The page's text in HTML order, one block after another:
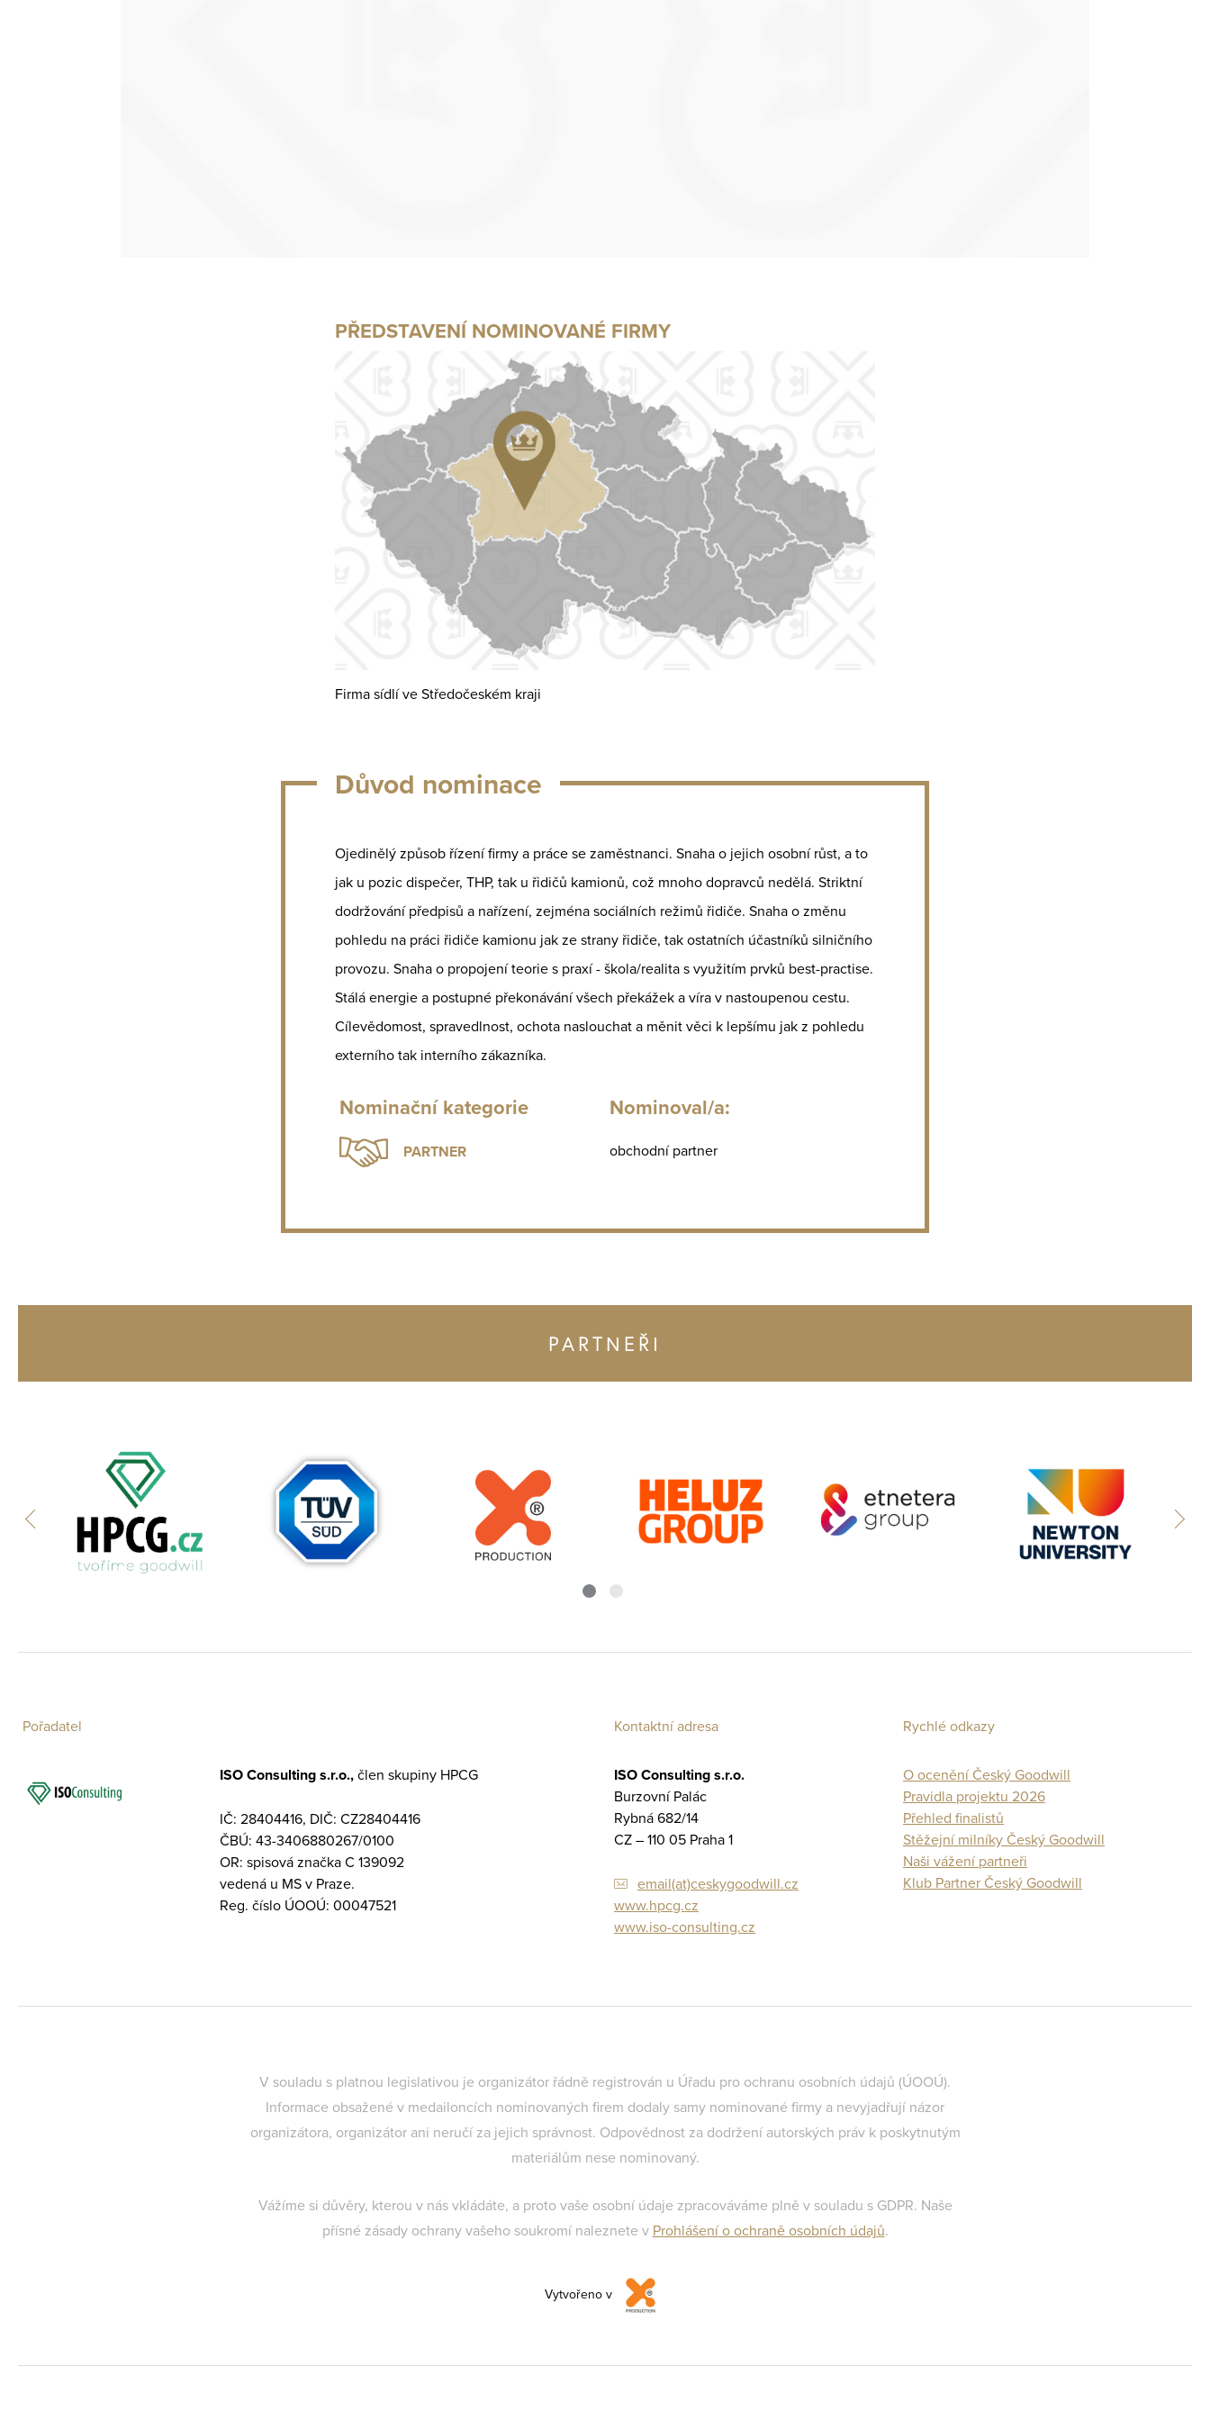
PŘEDSTAVENÍ NOMINOVANÉ FIRMY
Firma sídlí ve Středočeském kraji
Důvod nominace
Ojedinělý způsob řízení firmy a práce se zaměstnanci. Snaha o jejich osobní růst, a to
jak u pozic dispečer, THP, tak u řidičů kamionů, což mnoho dopravců nedělá. Striktní
dodržování předpisů a nařízení, zejména sociálních režimů řidiče. Snaha o změnu
pohledu na práci řidiče kamionu jak ze strany řidiče, tak ostatních účastníků silničního
provozu. Snaha o propojení teorie s praxí - škola/realita s využitím prvků best-practise.
Stálá energie a postupné překonávání všech překážek a víra v nastoupenou cestu.
Cílevědomost, spravedlnost, ochota naslouchat a měnit věci k lepšímu jak z pohledu
externího tak interního zákazníka.
Nominační kategorie
PARTNER
Nominoval/a:
obchodní partner
PARTNEŘI
Pořadatel
ISO Consulting s.r.o., člen skupiny HPCG
IČ: 28404416, DIČ: CZ28404416
ČBÚ: 43-3406880267/0100
OR: spisová značka C 139092
vedená u MS v Praze.
Reg. číslo ÚOOÚ: 00047521
Kontaktní adresa
ISO Consulting s.r.o.
Burzovní Palác
Rybná 682/14
CZ – 110 05 Praha 1
email(at)ceskygoodwill.cz
www.hpcg.cz
www.iso-consulting.cz
Rychlé odkazy
O ocenění Český Goodwill
Pravidla projektu 2026
Přehled finalistů
Stěžejní milníky Český Goodwill
Naši vážení partneři
Klub Partner Český Goodwill
V souladu s platnou legislativou je organizátor řádně registrován u Úřadu pro ochranu osobních údajů (ÚOOÚ).
Informace obsažené v medailoncích nominovaných firem dodaly samy nominované firmy a nevyjadřují názor
organizátora, organizátor ani neručí za jejich správnost. Odpovědnost za dodržení autorských práv k poskytnutým
materiálům nese nominovaný.
Vážíme si důvěry, kterou v nás vkládáte, a proto vaše osobní údaje zpracováváme plně v souladu s GDPR. Naše
přísné zásady ochrany vašeho soukromí naleznete v Prohlášení o ochraně osobních údajů.
Vytvořeno v